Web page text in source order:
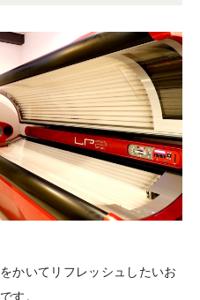
かいてリフレッシュしたいお
す。